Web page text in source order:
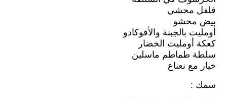
فلفل محشي
بيض محشو
أومليت بالجبنة والأفوكادو
كعكة أومليت الخضار
سلطة طماطم ماسلين
خيار مع نعناع
سمك :